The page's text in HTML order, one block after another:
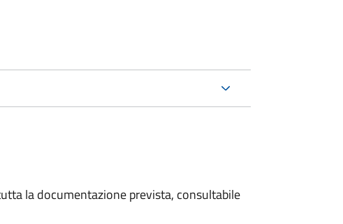
la documentazione prevista, consultabile